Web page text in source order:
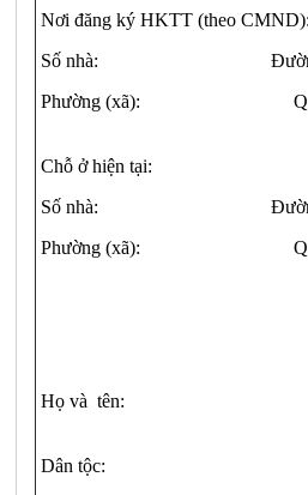
Nơi đăng ký HKTT (theo
Số nhà:
Phường (xã):
Chỗ ở hiện tại:
Số nhà:
Phường (xã):
Họ và tên:
Dân tộc: